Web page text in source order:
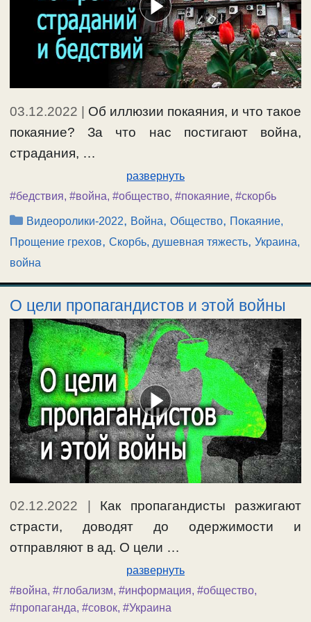
03.12.2022 | Об иллюзии покаяния, и что такое
покаяние? За что нас постигают война,
страдания, …
развернуть
#бедствия, #война, #общество, #покаяние, #скорбь
Рубрики
Видеоролики-2022, Война,Общество, Покаяние,
Прощение грехов, Скорбь, душевная тяжесть, Украина,
война
О цели пропагандистов и этой войны
02.12.2022
Как пропагандисты разжигают
страсти, доводят до одержимости и
отправляют в ад. О цели …
развернуть
#война, #глобализм, #информация, #общество,
#пропаганда, #совок, #Украина